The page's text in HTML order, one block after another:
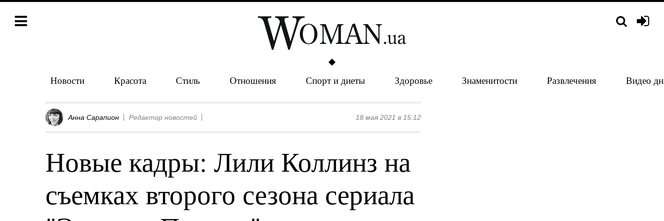
Новости Красота Стиль Отношения Спорт и диеты Здоровье Знаменитости Развлечения Видео
Анна Сарапион Редактор новостей 18 мая 2021 в 15:12
Новые кадры: Лили Коллинз на
съемках второго сезона сериала